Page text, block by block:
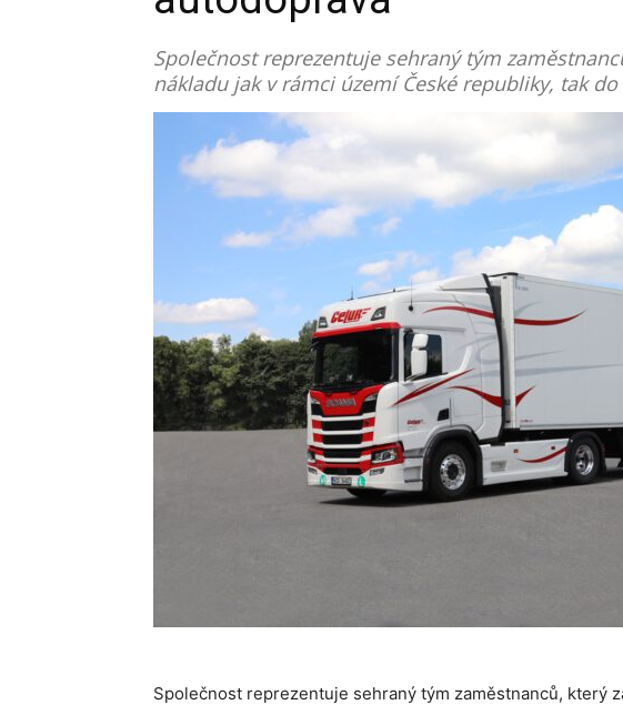
Společnost reprezentuje sehraný tým
nákladu jak v rámci území České republiky, tak
Společnost reprezentuje sehraný tým zaměstnanců, který